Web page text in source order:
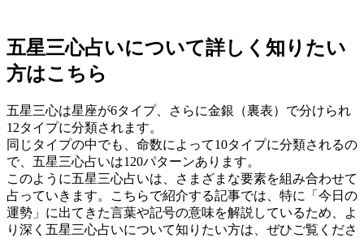
五星三心占いについて詳しく知りたい
方はこちら
五星三心は星座が6タイプ、さらに金銀（裏表）で分けられ
12タイプに分類されます。
同じタイプの中でも、命数によって10タイプに分類されるの
で、五星三心占いは120パターンあります。
このように五星三心占いは、さまざまな要素を組み合わせて
占っていきます。こちらで紹介する記事では、特に「今日の
運勢」に出てきた言葉や記号の意味を解説しているため、よ
り深く五星三心占いについて知りたい方は、ぜひご覧くださ